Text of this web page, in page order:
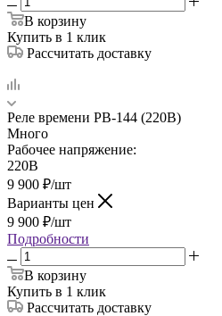
В корзину
Купить в 1 клик
Рассчитать доставку
Реле времени РВ-144 (220В)
Много
Рабочее напряжение:
220В
9 900 ₽/шт
Варианты цен
9 900 ₽/шт
Подробности
В корзину
Купить в 1 клик
Рассчитать доставку